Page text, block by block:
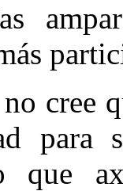
cree
para
que